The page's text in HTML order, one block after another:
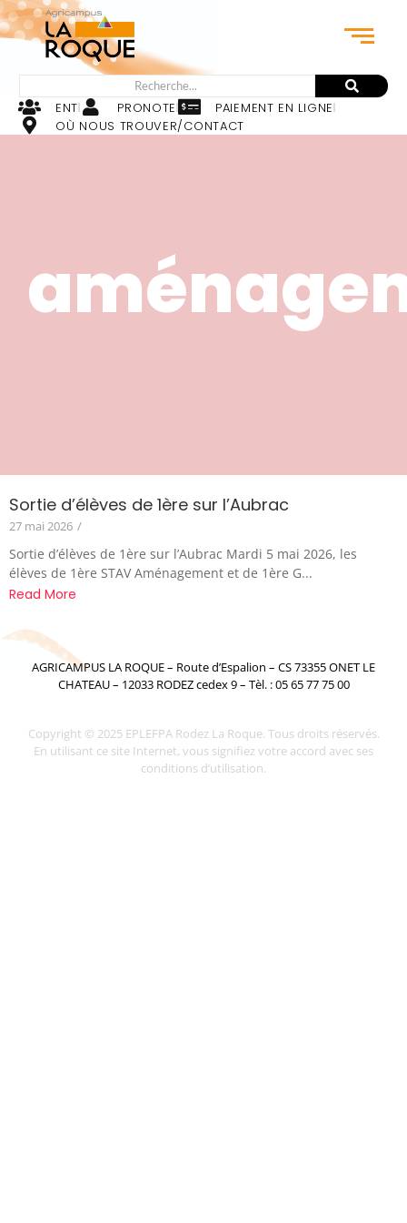
ENT PRONOTE
PAIEMENT EN LIGNE
OÙ NOUS TROUVER/CONTACT
Sortie d’élèves de 1ère sur l’Aubrac
27 mai 2026 /
Sortie d’élèves de 1ère sur l’Aubrac Mardi 5 mai 2026, les
élèves de 1ère STAV Aménagement et de 1ère G...
Read More
AGRICAMPUS LA ROQUE – Route d’Espalion – CS 73355 ONET LE
CHATEAU – 12033 RODEZ cedex 9 – Tèl. : 05 65 77 75 00
Copyright © 2025 EPLEFPA Rodez La Roque. Tous droits réservés.
En utilisant ce site Internet, vous signifiez votre accord avec ses
conditions d’utilisation.